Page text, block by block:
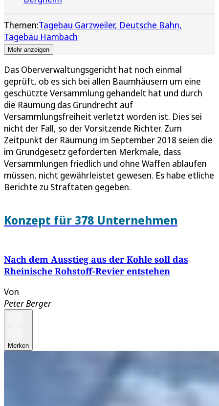
Themen:Tagebau Garzweiler Deutsche Bahn
Tagebau Hambach
Mehr anzeigen
Das Oberverwaltungsgericht hat noch einmal
geprüft, ob es sich bei allen Baumhäusern um eine
geschützte Versammlung gehandelt hat und durch
die Räumung das Grundrecht auf
Versammlungsfreiheit verletzt worden ist. Dies sei
nicht der Fall, so der Vorsitzende Richter. Zum
Zeitpunkt der Räumung im September 2018 seien die
im Grundgesetz geforderten Merkmale, dass
Versammlungen friedlich und ohne Waffen ablaufen
müssen, nicht gewährleistet gewesen. Es habe etliche
Berichte zu Straftaten gegeben.
Konzept für 378 Unternehmen
Nach dem Ausstieg aus der Kohle soll das
Rheinische Rohstoff-Revier entstehen
Von
Peter Berger
Merken